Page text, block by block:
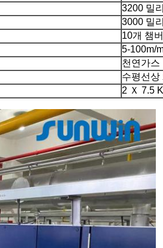
3200 밀
3000 밀
10개 챔버
5-100m/
천연가스
수평선상
2 Ｘ 7.5